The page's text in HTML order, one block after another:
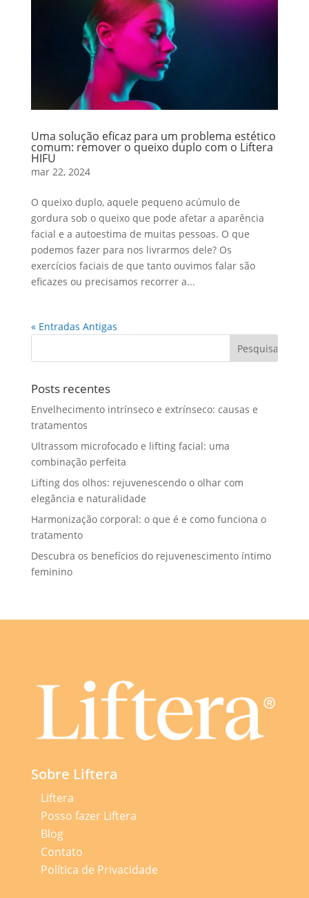
Uma solução eficaz para um problema estético
comum: remover o queixo duplo com o Liftera
HIFU
mar 22, 2024
O queixo duplo, aquele pequeno acúmulo de
gordura sob o queixo que pode afetar a aparência
facial e a autoestima de muitas pessoas. O que
podemos fazer para nos livrarmos dele? Os
exercícios faciais de que tanto ouvimos falar são
eficazes ou precisamos recorrer a...
« Entradas Antigas
Posts recentes
Envelhecimento intrínseco e extrínseco: causas e
tratamentos
Ultrassom microfocado e lifting facial: uma
combinação perfeita
Lifting dos olhos: rejuvenescendo o olhar com
elegância e naturalidade
Harmonização corporal: o que é e como funciona o
tratamento
Descubra os benefícios do rejuvenescimento íntimo
feminino
Sobre Liftera
Liftera
Posso fazer Liftera
Blog
Contato
Política de Privacidade